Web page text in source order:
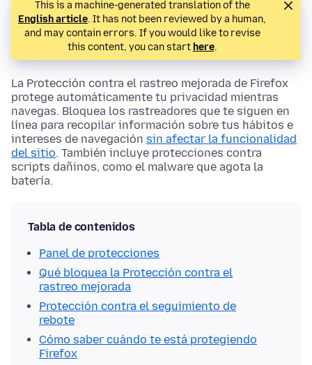
This is a machine-generated translation of the
English article. It has not been reviewed by a human,
and may contain errors. If you would like to revise
this content, you can start here.
La Protección contra el rastreo mejorada de Firefox
protege automáticamente tu privacidad mientras
navegas. Bloquea los rastreadores que te siguen en
línea para recopilar información sobre tus hábitos e
intereses de navegación sin afectar la funcionalidad
del sitio. También incluye protecciones contra
scripts dañinos, como el malware que agota la
batería.
Tabla de contenidos
Panel de protecciones
Qué bloquea la Protección contra el
rastreo mejorada
Protección contra el seguimiento de
rebote
Cómo saber cuándo te está protegiendo
Firefox